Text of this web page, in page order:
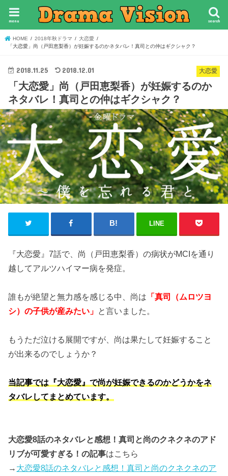
search
menu
HOME 2018年秋ドラマ
大恋愛
「大恋愛」尚（戸田恵梨香）が妊娠するのかネタバレ！真司との仲はギクシャク？
大恋愛
2018.11.25 2018.12.01
「大恋愛」尚（戸田恵梨香）が妊娠するのか
ネタバレ！真司との仲はギクシャク？
LINE
『大恋愛』7話で、尚（戸田恵梨香）の病状がMCIを通り
越してアルツハイマー病を発症。
誰もが絶望と無力感を感じる中、尚は 「真司（ムロツヨ
シ）の子供が産みたい」 と言いました。
もうただ泣ける展開ですが、尚は果たして妊娠すること
が出来るのでしょうか？
当記事では『大恋愛』で尚が妊娠できるのかどうかをネ
タバレしてまとめています。
大恋愛8話のネタバレと感想！真司と尚のクネクネのアド
リブが可愛すぎる！の記事はこちら
→ 大恋愛8話のネタバレと感想！真司と尚のクネクネのア